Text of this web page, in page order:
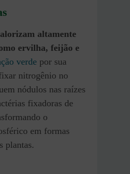
altamente
ervilha, feijão e
verde por sua
nitrogênio no
nódulos nas raízes
fixadoras de
o
em formas
plantas.